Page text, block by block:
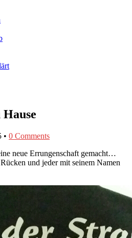
• 0 Comments
neue Errungenschaft gemacht…
und jeder mit seinem Namen